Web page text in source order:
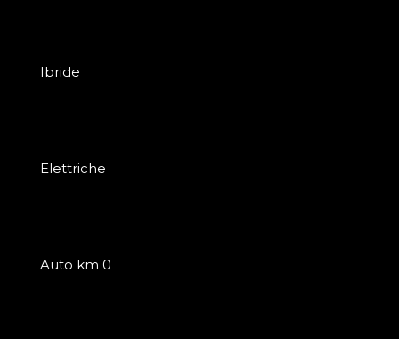
Ibride
Elettriche
Auto km 0